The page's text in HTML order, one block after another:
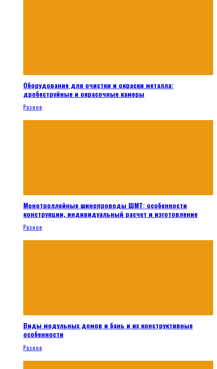
Оборудование для очистки и окраски металла:
дробеструйные и окрасочные камеры
Разное
Монотроллейные шинопроводы ШМТ: особенности
конструкции, индивидуальный расчет и изготовление
Разное
Виды модульных домов и бань и их конструктивные
особенности
Разное